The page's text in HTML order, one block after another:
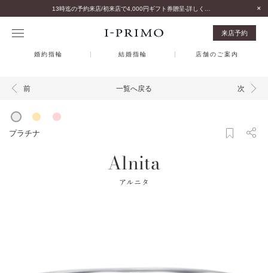
来店予約
婚約指輪 結婚指輪 店舗のご案内
前 一覧へ戻る 次
プラチナ
Alnita
アルニタ